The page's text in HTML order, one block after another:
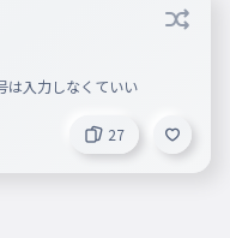
記号は入力しなくていい
27